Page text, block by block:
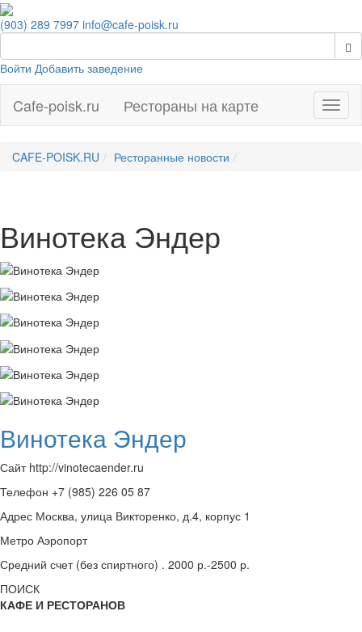
(903) 289 7997 info@cafe-poisk.ru
Войти Добавить заведение
Cafe-poisk.ru Рестораны на карте
CAFE-POISK.RU Ресторанные новости
Винотека Эндер
Винотека Эндер
Сайт http://vinotecaender.ru
Телефон +7 (985) 226 05 87
Адрес Москва, улица Викторенко, д.4, корпус 1
Метро Аэропорт
Средний счет (без спиртного) . 2000 р.-2500 р.
ПОИСК
КАФЕ И РЕСТОРАНОВ